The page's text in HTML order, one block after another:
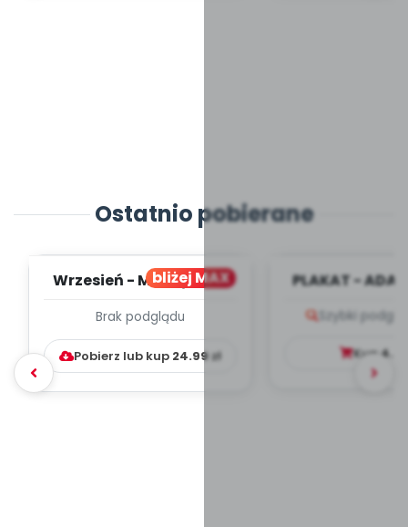
Ostatnio pobierane
bliżej MAX
Wrzesień - MIESIĘCZNY
WYCHOWAWCZO –
DYDAKTYC...
Brak podglądu
Pobierz lub kup 24.99zł
PLAKAT -
Szybki
Kup